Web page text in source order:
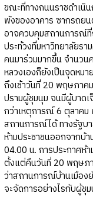
ขณะที่ทางถนนราชดำเนิ
พังของอาคาร ซากรถย
อาจควบคุมสถานการณ์
ประท้วงที่มหาวิทยาลัยร
คนมาร่วมมากขึ้น จำนว
หลวงเองก็ยังเป็นจุดหม
ถึงเช้าวันที่ 20 พฤษภาค
ปรามผู้ชุมนุม จนมีผู้บาดเ
กว่าเหตุการณ์ 6 ตุลาค
สถานการณ์ได้ ทางรัฐบ
ห้ามประชาชนออกจากบ้
04.00 น. การประกาศห้
ตั้งแต่คืนวันที่ 20 พฤษภา
ว่าสถานการณ์บ้านเมือง
จะจัดการอย่างไรกับผู้ชุ